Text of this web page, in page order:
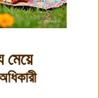
মেয়ে